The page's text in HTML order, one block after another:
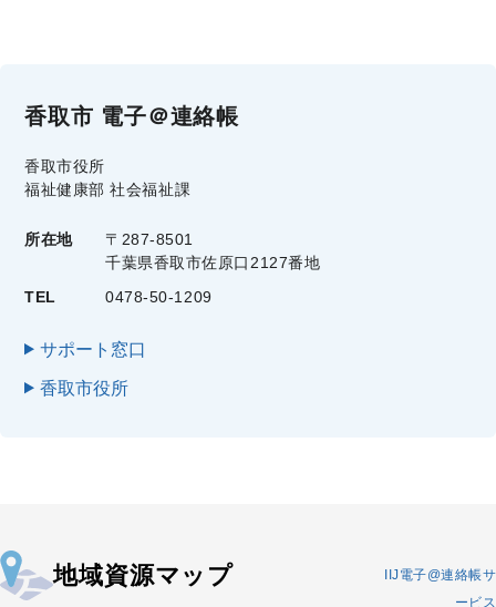
香取市 電子＠連絡帳
香取市役所
福祉健康部 社会福祉課
所在地
〒287-8501
千葉県香取市佐原口2127番地
TEL
0478-50-1209
サポート窓口
香取市役所
地域資源マップ
IIJ電子@連絡帳サ
ービス